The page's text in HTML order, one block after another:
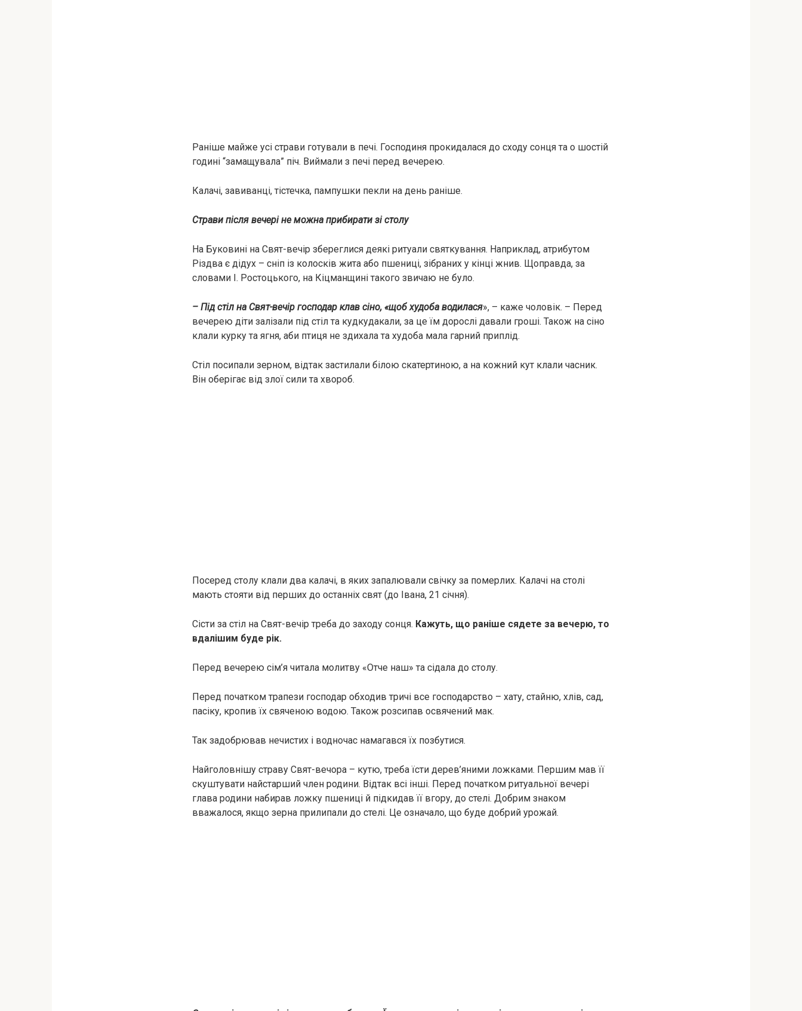
Раніше майже усі страви готували в печі. Господиня прокидалася до сходу сонця та о шостій
годині “замащувала” піч. Виймали з печі перед вечерею.
Калачі, завиванці, тістечка, пампушки пекли на день раніше.
Страви після вечері не можна прибирати зі столу
На Буковині на Свят-вечір збереглися деякі ритуали святкування. Наприклад, атрибутом
Різдва є дідух – сніп із колосків жита або пшениці, зібраних у кінці жнив. Щоправда, за
словами І. Ростоцького, на Кіцманщині такого звичаю не було.
– Під стіл на Свят-вечір господар клав сіно, «щоб худоба водилася», – каже чоловік. – Перед
вечерею діти залізали під стіл та кудкудакали, за це їм дорослі давали гроші. Також на сіно
клали курку та ягня, аби птиця не здихала та худоба мала гарний приплід.
Стіл посипали зерном, відтак застилали білою скатертиною, а на кожний кут клали часник.
Він оберігає від злої сили та хвороб.
Посеред столу клали два калачі, в яких запалювали свічку за померлих. Калачі на столі
мають стояти від перших до останніх свят (до Івана, 21 січня).
Сісти за стіл на Свят-вечір треба до заходу сонця. Кажуть, що раніше сядете за вечерю, то
вдалішим буде рік.
Перед вечерею сім’я читала молитву «Отче наш» та сідала до столу.
Перед початком трапези господар обходив тричі все господарство – хату, стайню, хлів, сад,
пасіку, кропив їх свяченою водою. Також розсипав освячений мак.
Так задобрював нечистих і водночас намагався їх позбутися.
Найголовнішу страву Свят-вечора – кутю, треба їсти дерев’яними ложками. Першим мав її
скуштувати найстарший член родини. Відтак всі інші. Перед початком ритуальної вечері
глава родини набирав ложку пшениці й підкидав її вгору, до стелі. Добрим знаком
вважалося, якщо зерна прилипали до стелі. Це означало, що буде добрий урожай.